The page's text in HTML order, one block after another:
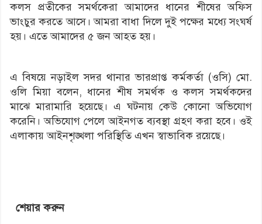
কলস প্রতীকের সমর্থকেরা আমাদের ধানের শীষের অফিস
ভাংচুর করতে আসে। আমরা বাধা দিলে দুই পক্ষের মধ্যে সংঘর্ষ
হয়। এতে আমাদের ৫ জন আহত হয়।
এ বিষয়ে নড়াইল সদর থানার ভারপ্রাপ্ত কর্মকর্তা (ওসি) মো.
ওলি মিয়া বলেন, ধানের শীষ সমর্থক ও কলস সমর্থকদের
মাঝে মারামারি হয়েছে। এ ঘটনায় কেউ কোনো অভিযোগ
করেনি। অভিযোগ পেলে আইনগত ব্যবস্থা গ্রহণ করা হবে। ওই
এলাকায় আইনশৃঙ্খলা পরিস্থিতি এখন স্বাভাবিক রয়েছে।
শেয়ার করুন